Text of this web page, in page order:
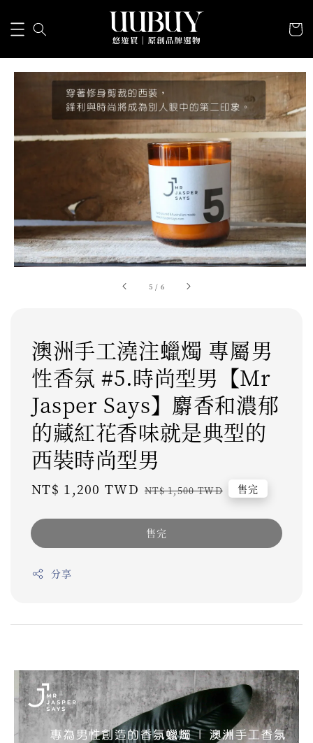
5 / 6
澳洲手工澆注蠟燭 專屬男
性香氛 #5.時尚型男【Mr
Jasper Says】麝香和濃郁
的藏紅花香味就是典型的
西裝時尚型男
Sale
NT$ 1,200 TWD Regular
NT$ 1,500 TWD 售完
售完
分享